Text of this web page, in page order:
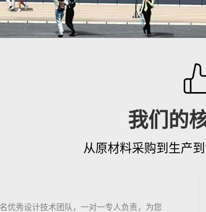
我们的
从原材料采购到生产
优秀设计技术团队，一对一专人负责，为您